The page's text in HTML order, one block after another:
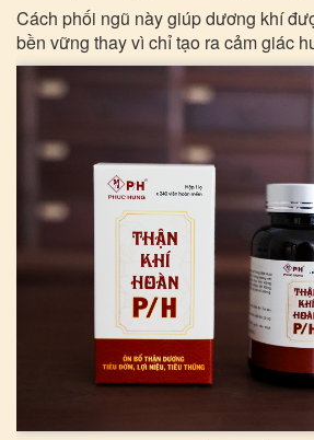
Cách phối ngũ này giúp dương khí
bền vững thay vì chỉ tạo ra cảm giác